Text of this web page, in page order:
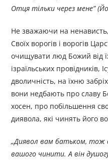
Отця тільки через мене”
Не зважаючи на ненависть,
Своїх ворогів і ворогів
очищувати люд Божий від
ізраїльських провідників,
дволичність, на їхню
вони недбають про славу
хосен, про побільшення
диявола, які чинять його
„Диявол вам батьком, тож
вашого чинити. А він